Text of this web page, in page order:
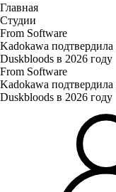
Главная
Студии
From Software
Kadokawa
Duskbloods в 2026 году
From Software
Kadokawa
Duskbloods в 2026 году